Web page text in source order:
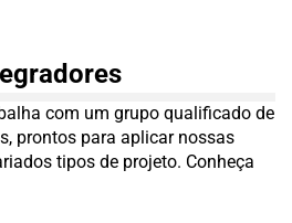
com um grupo qualificado de
prontos para aplicar nossas
tipos de projeto. Conheça